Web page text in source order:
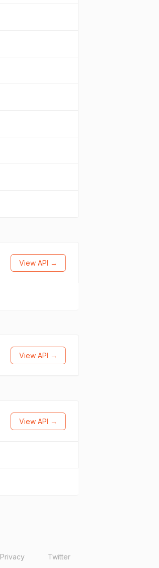
View API →
View API →
View API →
Privacy Twitter